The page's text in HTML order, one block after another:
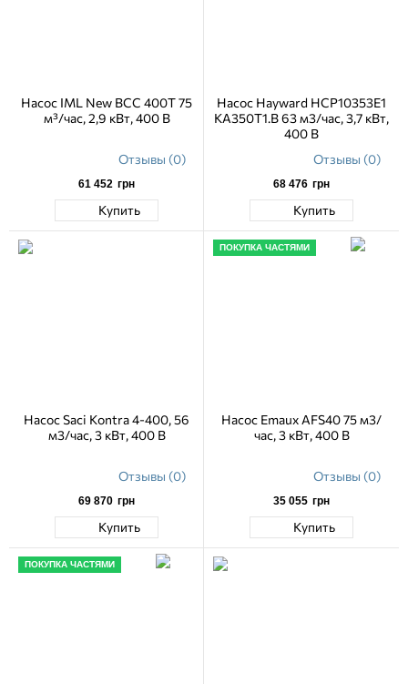
Насос IML New BCC 400T 75
м³/час, 2,9 кВт, 400 В
Отзывы (0)
61 452 грн
Купить
Насос Hayward HCP10353E1
KA350T1.B 63 м3/час, 3,7 кВт,
400 В
Отзывы (0)
68 476 грн
Купить
Насос Saci Kontra 4-400, 56
м3/час, 3 кВт, 400 В
Отзывы (0)
69 870 грн
Купить
ПОКУПКА ЧАСТЯМИ
Насос Emaux AFS40 75 м3/
час, 3 кВт, 400 В
Отзывы (0)
35 055 грн
Купить
ПОКУПКА ЧАСТЯМИ